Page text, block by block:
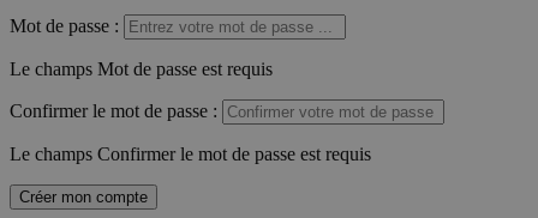
Mot de passe :
Le champs Mot de passe est requis
Confirmer le mot de passe :
Le champs Confirmer le mot de passe est requis
Créer mon compte